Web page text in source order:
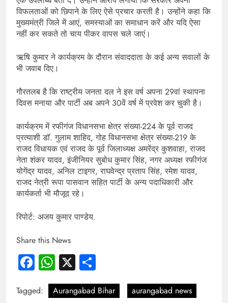
विफलताओं को छिपाने के लिए ऐसे प्रचार करती है। उन्होंने कहा कि
मुख्यमंत्री जिले में आएं, समस्याओं का समाधान करें और यदि ऐसा
नहीं कर सकते तो चाय पीकर वापस चले जाएं।
ऋषि कुमार ने कार्यक्रम के दौरान संवाददाता के कई अन्य सवालों के
भी जवाब दिए।
गौरतलब है कि राष्ट्रीय जनता दल ने इस वर्ष अपना 29वां स्थापना
दिवस मनाया और पार्टी अब अपने 30वें वर्ष में प्रवेश कर चुकी है।
कार्यक्रम में रफीगंज विधानसभा क्षेत्र संख्या-224 के पूर्व राजद
प्रत्याशी डॉ. गुलाम शाहिद, गोह विधानसभा क्षेत्र संख्या-219 के
राजद विधायक एवं राजद के पूर्व जिलाध्यक्ष अमरेंद्र कुशवाहा, राजद
नेता शंकर यादव, इंजीनियर सुबोध कुमार सिंह, नगर अध्यक्ष रफीगंज
योगेंद्र यादव, अनिल टाइगर, राघवेन्द्र प्रताप सिंह, रमेश यादव,
राजद नेत्री रूपा पासवान सहित पार्टी के अन्य पदाधिकारी और
कार्यकर्ता भी मौजूद रहे।
रिपोर्ट: अजय कुमार पाण्डेय.
Share this News
Facebook
WhatsApp
X
Tagged: Aurangabad Bihar
aurangabad news